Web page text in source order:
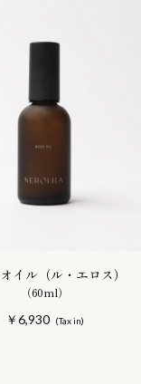
イル（ル・エロス）
（60ml）
￥6,930